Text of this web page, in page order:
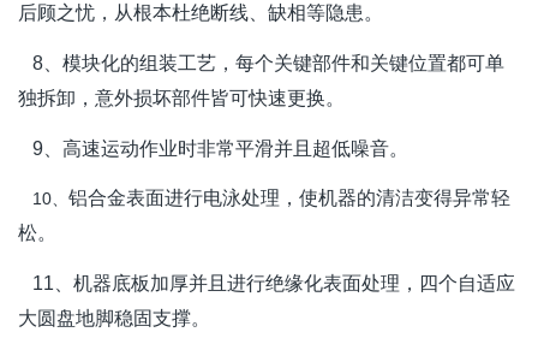
后顾之忧，从根本杜绝断线、缺相等隐患。
8、模块化的组装工艺，每个关键部件和关键位置都可单
独拆卸，意外损坏部件皆可快速更换。
9、高速运动作业时非常平滑并且超低噪音。
10、 铝合金表面进行电泳处理，使机器的清洁变得异常轻
松。
11、机器底板加厚并且进行绝缘化表面处理，四个自适应
大圆盘地脚稳固支撑。